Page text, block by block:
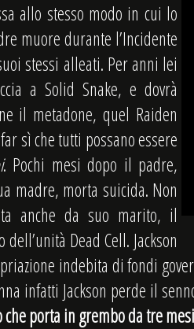
allo stesso modo in cui lo
muore durante l’Incidente
stessi alleati. Per anni lei
a Solid Snake, e dovrà
il metadone, quel Raiden
sì che tutti possano essere
. Pochi mesi dopo il padre,
madre, morta suicida. Non
anche da suo marito, il
dell’unità Dead Cell. Jackson
indebita di fondi
infatti Jackson perde il
porta in grembo da tre mesi